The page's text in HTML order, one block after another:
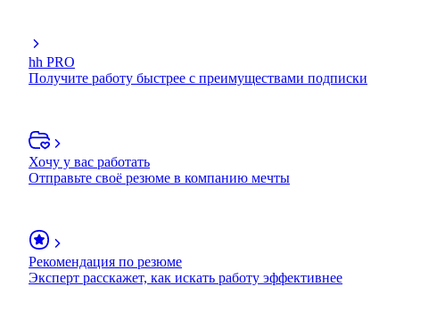
hh PRO
Получите работу быстрее с преимуществами подписки
Хочу у вас работать
Отправьте своё резюме в компанию мечты
Рекомендация по резюме
Эксперт расскажет, как искать работу эффективнее